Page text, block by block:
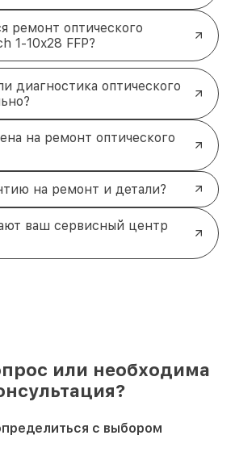
ремонт оптического
1-10x28 FFP?
диагностика оптического
на ремонт оптического
на ремонт и детали?
ваш сервисный центр
или необходима
с выбором